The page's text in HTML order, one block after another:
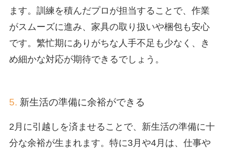
ます。訓練を積んだプロが担当することで、作業
がスムーズに進み、家具の取り扱いや梱包も安心
です。繁忙期にありがちな人手不足も少なく、き
め細かな対応が期待できるでしょう。
5. 新生活の準備に余裕ができる
2月に引越しを済ませることで、新生活の準備に十
分な余裕が生まれます。特に3月や4月は、仕事や